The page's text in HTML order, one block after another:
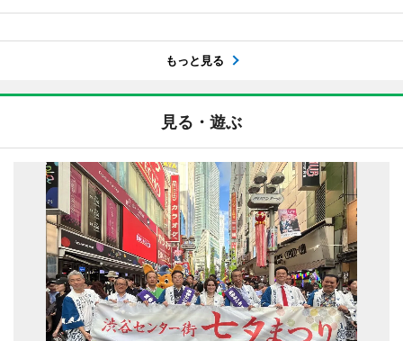
もっと見る
見る・遊ぶ